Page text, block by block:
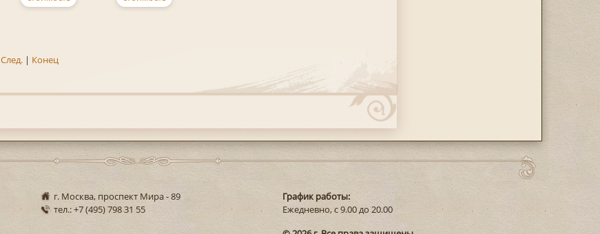
След.| Конец
г. Москва, проспект Мира - 89
тел.: +7 (495) 798 31 55
График работы:
Ежедневно, с 9.00 до 20.00